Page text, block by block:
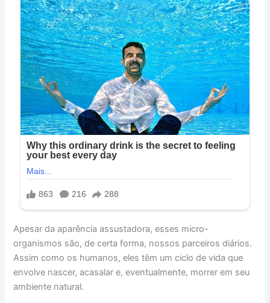
Apesar da aparência assustadora, esses micro-
organismos são, de certa forma, nossos parceiros diários.
Assim como os humanos, eles têm um ciclo de vida que
envolve nascer, acasalar e, eventualmente, morrer em seu
ambiente natural.